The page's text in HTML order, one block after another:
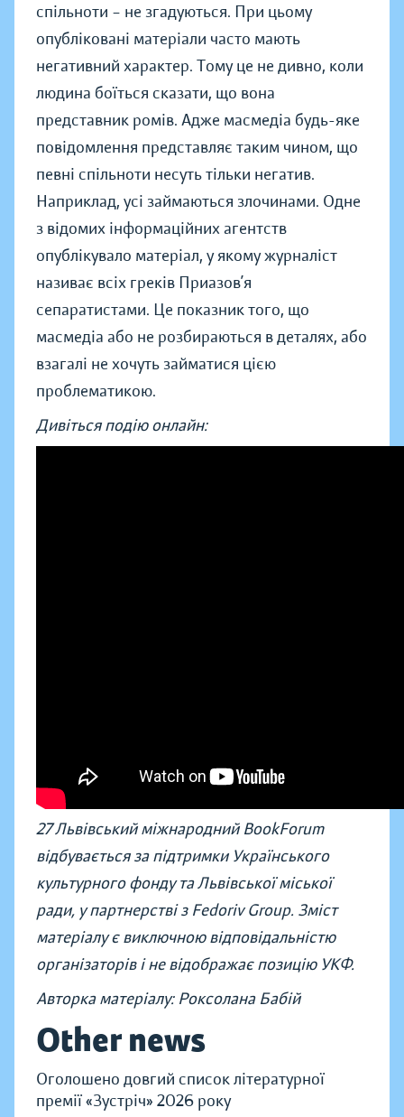
спільноти – не згадуються. При цьому
опубліковані матеріали часто мають
негативний характер. Тому це не дивно, коли
людина боїться сказати, що вона
представник ромів. Адже масмедіа будь-яке
повідомлення представляє таким чином, що
певні спільноти несуть тільки негатив.
Наприклад, усі займаються злочинами. Одне
з відомих інформаційних агентств
опублікувало матеріал, у якому журналіст
називає всіх греків Приазов’я
сепаратистами. Це показник того, що
масмедіа або не розбираються в деталях, або
взагалі не хочуть займатися цією
проблематикою.
Дивіться подію онлайн:
27 Львівський міжнародний BookForum
відбувається за підтримки Українського
культурного фонду та Львівської міської
ради, у партнерстві з Fedoriv Group. Зміст
матеріалу є виключною відповідальністю
організаторів і не відображає позицію УКФ.
Авторка матеріалу: Роксолана Бабій
Other news
Оголошено довгий список літературної
премії «Зустріч» 2026 року